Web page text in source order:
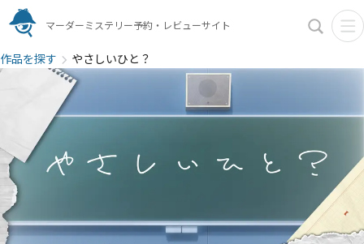
マーダーミステリー予約・レビューサイト
作品を探す やさしいひと？